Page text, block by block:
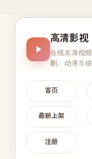
高清影视
在线高清视
剧、动漫与
首页
最新上架
注册